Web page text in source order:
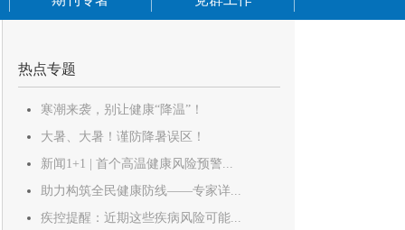
热点专题
寒潮来袭，别让健康“降温”！
大暑、大暑！谨防降暑误区！
新闻1+1 | 首个高温健康风险预警...
助力构筑全民健康防线——专家详...
疾控提醒：近期这些疾病风险可能...